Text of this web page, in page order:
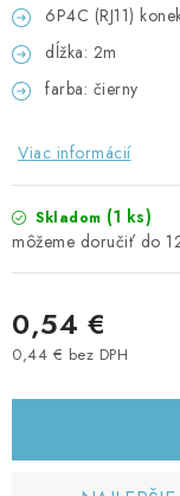
Kontakty Doprava
6P4C (RJ11)
dĺžka: 2m
farba: čierny
Viac informácií
Skladom (1 ks)
0,54 €
0,44 € bez DPH